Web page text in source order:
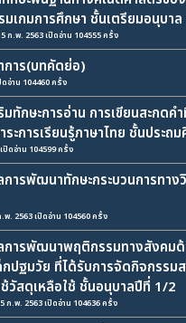
เกมการศึกษา ชั้นเตรียมอนุบา
ก.พ. 2563 เปิดอ่าน 104555 ครั้ง
การ(บทคัดย่อ)
ดอ่าน 104460 ครั้ง
ทักษะการอ่าน การเขียนสะกดคำ
ะการเรียนรู้ภาษาไทย ชั้นประถ
ดอ่าน 104599 ครั้ง
ารพัฒนาทักษะกระบวนการทาง
. 2563 เปิดอ่าน 104560 ครั้ง
การพัฒนาพฤติกรรมทางสังคมด้
ปฐมวัย ที่ได้รับการจัดกิจกรรม
วัสดุเหลือใช้ ชั้นอนุบาลปีที่ 1/2
.พ. 2563 เปิดอ่าน 104636 ครั้ง